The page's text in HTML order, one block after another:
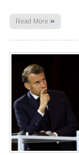
Read More »